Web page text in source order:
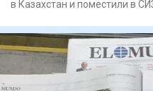
в Казахстан и поместили в